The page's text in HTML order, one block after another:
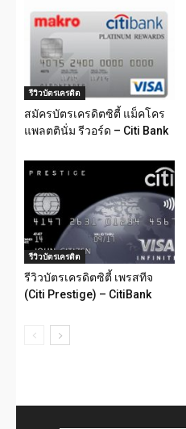
รีวิวบัตรเครดิต
สมัครบัตรเครดิตซิตี้ แม็คโคร
แพลตตินั่ม รีวอร์ด – Citi Bank
รีวิวบัตรเครดิต
รีวิวบัตรเครดิตซิตี้ เพรสทีจ
(Citi Prestige) – CitiBank